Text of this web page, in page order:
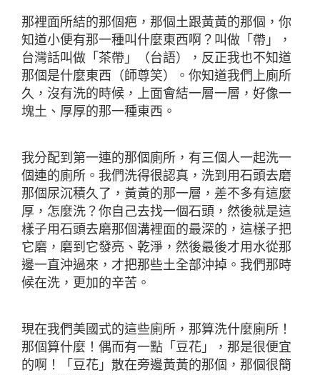
那裡面所結的那個疤，那個土跟黃黃的那個，你
知道小便有那一種叫什麼東西啊？叫做「帶」，
台灣話叫做「茶帶」（台語），反正我也不知道
那個是什麼東西（師尊笑）。你知道我們上廁所
久，沒有洗的時候，上面會結一層一層，好像一
塊土、厚厚的那一種東西。
我分配到第一連的那個廁所，有三個人一起洗一
個連的廁所。我們洗得很認真，洗到用石頭去磨
那個尿沉積久了，黃黃的那一層，差不多有這麼
厚，怎麼洗？你自己去找一個石頭，然後就是這
樣子用石頭去磨那個溝裡面的最深的，這樣子把
它磨，磨到它發亮、乾淨，然後最後才用水從那
邊一直沖過來，才把那些土全部沖掉。我們那時
候在洗，更加的辛苦。
現在我們美國式的這些廁所，那算洗什麼廁所！
那個算什麼！偶而有一點「豆花」，那是很便宜
的啊！「豆花」散在旁邊黃黃的那個，那個很簡